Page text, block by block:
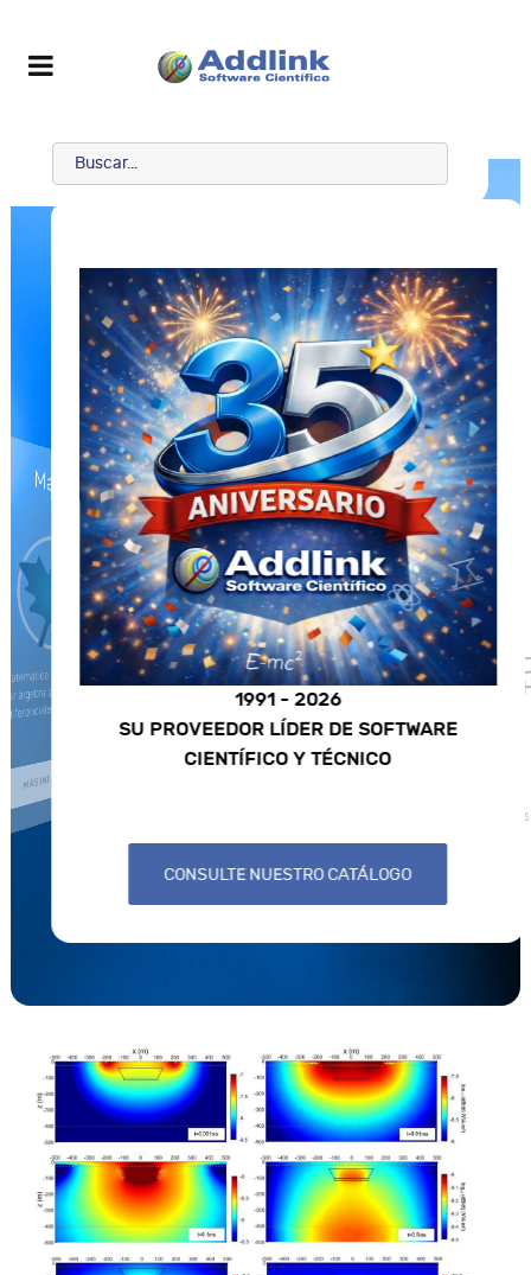
Maple
para el cálculo analítico que
simbólica, cálculo numérico,
gráficos y animaciones.
MÁS INFORMACIÓN
1991 - 2026
SU PROVEEDOR LÍDER DE SOFTWARE
CIENTÍFICO Y TÉCNICO
CONSULTE NUESTRO CATÁLOGO
Herramienta de